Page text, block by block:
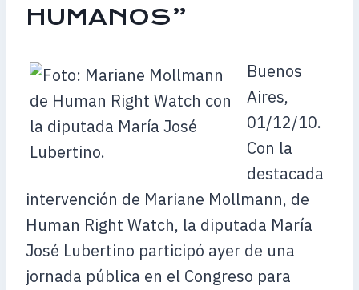
HUMANOS”
Buenos
Aires,
01/12/10.
Con la
destacada
intervención de Mariane Mollmann, de
Human Right Watch, la diputada María
José Lubertino participó ayer de una
jornada pública en el Congreso para